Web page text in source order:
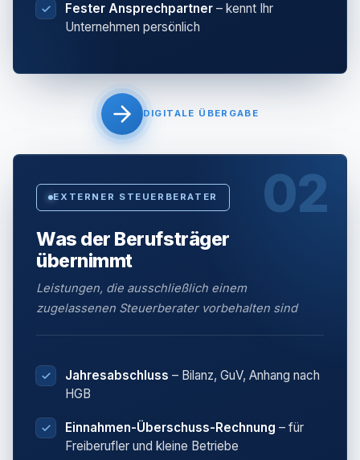
Fester Ansprechpartner – kennt Ihr
Unternehmen persönlich
DIGITALE ÜBERGABE
02
EXTERNER STEUERBERATER
Was der Berufsträger
übernimmt
Leistungen, die ausschließlich einem
zugelassenen Steuerberater vorbehalten sind
Jahresabschluss – Bilanz, GuV, Anhang nach
HGB
Einnahmen-Überschuss-Rechnung – für
Freiberufler und kleine Betriebe